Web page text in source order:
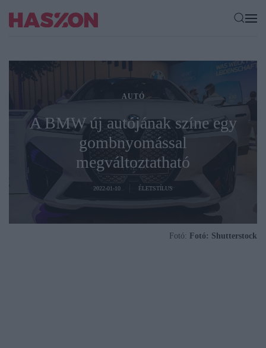
AUTÓ
A BMW új autójának színe egy
gombnyomással
megváltoztatható
2022-01-10 ÉLETSTÍLUS
Fotó: Fotó: Shutterstock